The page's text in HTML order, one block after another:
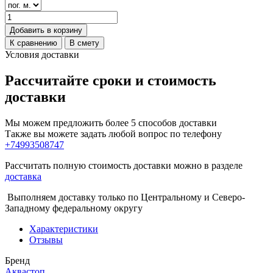
Добавить в корзину
К сравнению
В смету
Условия доставки
Рассчитайте сроки и стоимость
доставки
Мы можем предложить более 5 способов доставки
Также вы можете задать любой вопрос по телефону
+74993508747
Рассчитать полную стоимость доставки можно в разделе
доставка
Выполняем доставку только по Центральному и Северо-
Западному федеральному округу
Характеристики
Отзывы
Бренд